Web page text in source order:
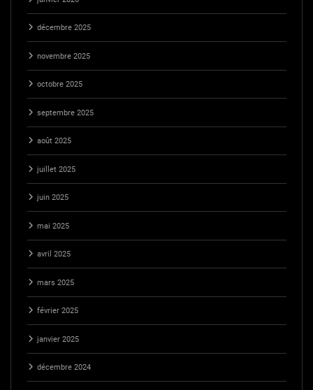
décembre 2025
novembre 2025
octobre 2025
septembre 2025
août 2025
juillet 2025
juin 2025
mai 2025
avril 2025
mars 2025
février 2025
janvier 2025
décembre 2024